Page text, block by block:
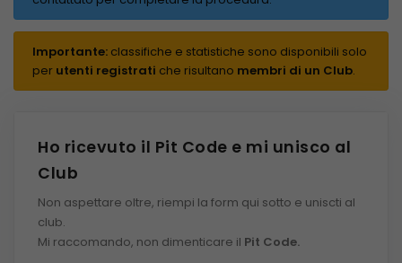
Importante:classifiche e statistiche sono disponibili solo
per utenti registrati che risultano membri di un Club.
Ho ricevuto il Pit Code e mi unisco al
Club
Non aspettare oltre, riempi la form qui sotto e uniscti al
club.
Mi raccomando, non dimenticare il Pit Code.